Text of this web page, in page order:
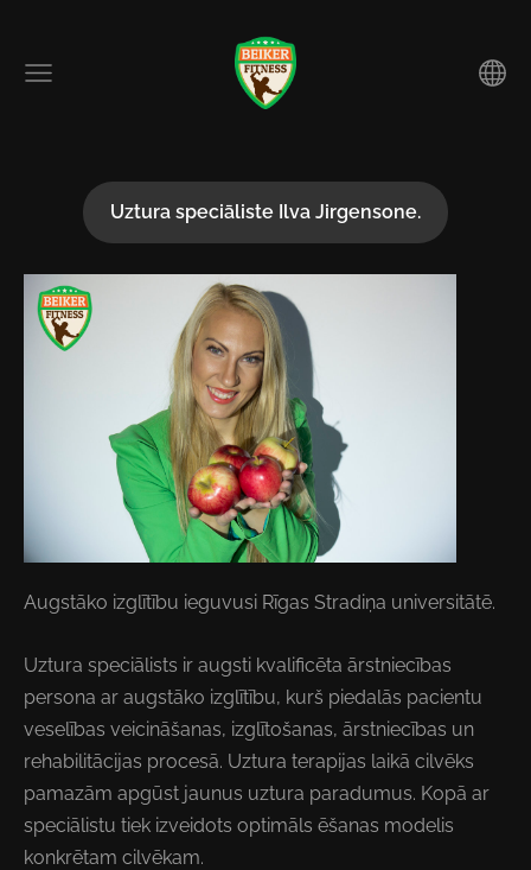
Uztura speciāliste Ilva Jirgensone.
Augstāko izglītību ieguvusi Rīgas Stradiņa universitātē.
Uztura speciālists ir augsti kvalificēta ārstniecības
persona ar augstāko izglītību, kurš piedalās pacientu
veselības veicināšanas, izglītošanas, ārstniecības un
rehabilitācijas procesā. Uztura terapijas laikā cilvēks
pamazām apgūst jaunus uztura paradumus. Kopā ar
speciālistu tiek izveidots optimāls ēšanas modelis
konkrētam cilvēkam.